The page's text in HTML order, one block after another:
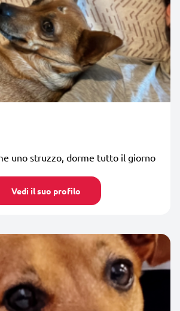
uno struzzo, dorme tutto il giorno
Vedi il suo profilo